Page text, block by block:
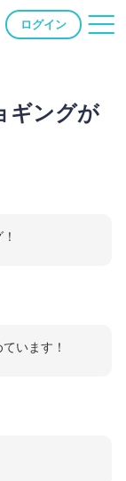
ログイン
ギングが
います！